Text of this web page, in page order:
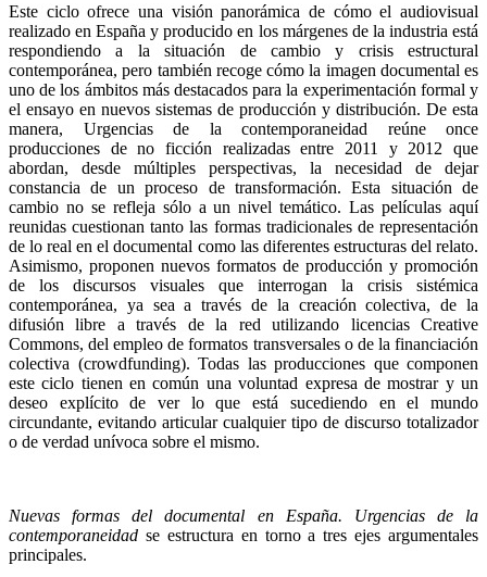
Este ciclo ofrece una visión panorámica de cómo el audiovisual
realizado en España y producido en los márgenes de la industria está
respondiendo a la situación de cambio y crisis estructural
contemporánea, pero también recoge cómo la imagen documental es
uno de los ámbitos más destacados para la experimentación formal y
el ensayo en nuevos sistemas de producción y distribución. De esta
manera, Urgencias de la contemporaneidad reúne once
producciones de no ficción realizadas entre 2011 y 2012 que
abordan, desde múltiples perspectivas, la necesidad de dejar
constancia de un proceso de transformación. Esta situación de
cambio no se refleja sólo a un nivel temático. Las películas aquí
reunidas cuestionan tanto las formas tradicionales de representación
de lo real en el documental como las diferentes estructuras del relato.
Asimismo, proponen nuevos formatos de producción y promoción
de los discursos visuales que interrogan la crisis sistémica
contemporánea, ya sea a través de la creación colectiva, de la
difusión libre a través de la red utilizando licencias Creative
Commons, del empleo de formatos transversales o de la financiación
colectiva (crowdfunding). Todas las producciones que componen
este ciclo tienen en común una voluntad expresa de mostrar y un
deseo explícito de ver lo que está sucediendo en el mundo
circundante, evitando articular cualquier tipo de discurso totalizador
o de verdad unívoca sobre el mismo.
Nuevas formas del documental en España. Urgencias de la
contemporaneidad se estructura en torno a tres ejes argumentales
principales.